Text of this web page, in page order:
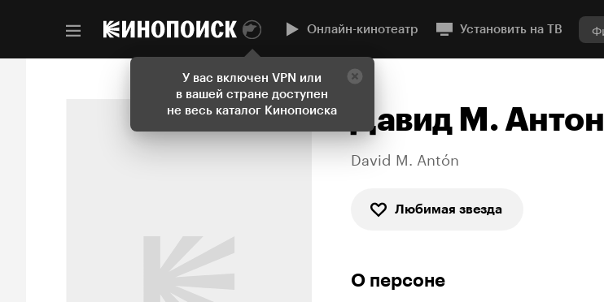
У вас включен VPN или
в вашей стране доступен
не весь каталог Кинопоиска
Онлайн-кинотеатр Установить на ТВ
Давид М. Антон
David M. Antón
Любимая звезда
О персоне